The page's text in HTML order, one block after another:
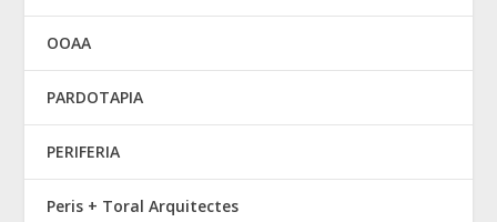
OOAA
PARDOTAPIA
PERIFERIA
Peris + Toral Arquitectes